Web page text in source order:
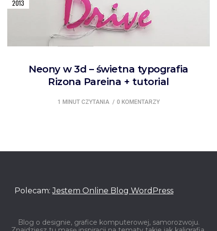
2013
Neony w 3d – świetna typografia
Rizona Pareina + tutorial
1 MINUT CZYTANIA 0 KOMENTARZY
Polecam:Jestem Online Blog WordPress
Blog o designie, grafice komputerowej, samorozwoju.